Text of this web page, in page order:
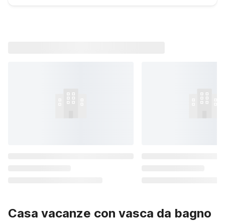
Casa vacanze con vasca da bagno